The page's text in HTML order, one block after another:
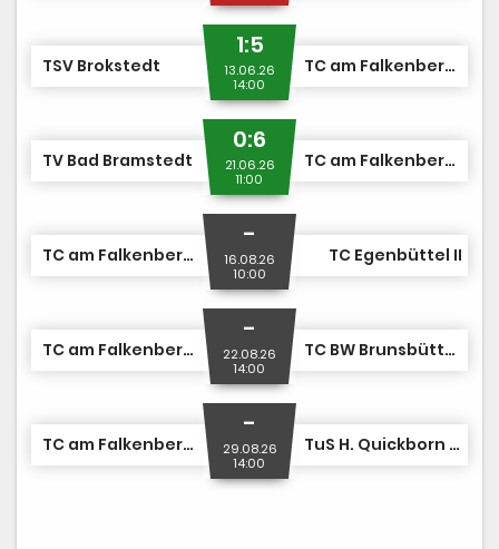
TSV Brokstedt
1:5
13.06.26
14:00
TC am Falkenberg II
TV Bad Bramstedt
0:6
21.06.26
11:00
TC am Falkenberg II
TC am Falkenberg II
-
16.08.26
10:00
TC Egenbüttel II
TC am Falkenberg II
-
22.08.26
14:00
TC BW Brunsbüttel II
TC am Falkenberg II
-
29.08.26
14:00
TuS H. Quickborn Tennis